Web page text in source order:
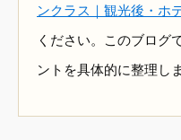
ンクラス｜観光後・ホ
ください。このブログ
ントを具体的に整理しま